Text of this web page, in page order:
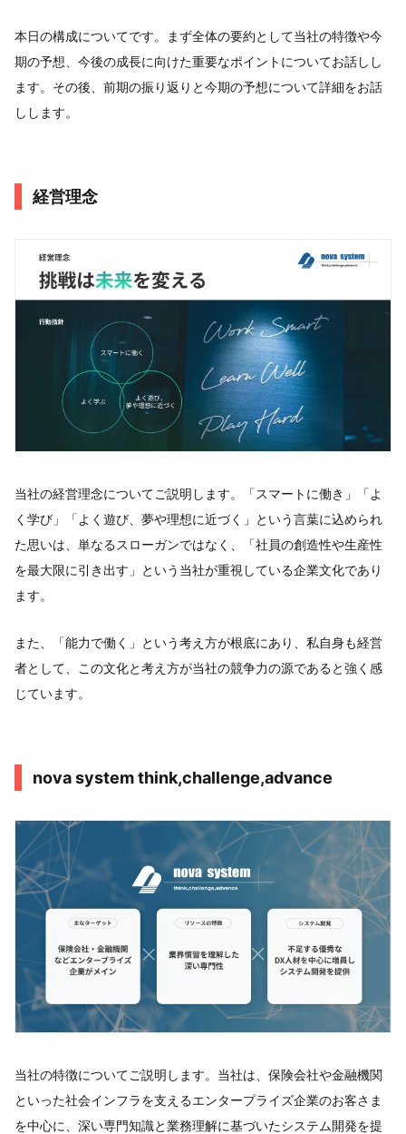
本日の構成についてです。まず全体の要約として当社の特徴や今
期の予想、今後の成長に向けた重要なポイントについてお話しし
ます。その後、前期の振り返りと今期の予想について詳細をお話
しします。
経営理念
当社の経営理念についてご説明します。「スマートに働き」「よ
く学び」「よく遊び、夢や理想に近づく」という言葉に込められ
た思いは、単なるスローガンではなく、「社員の創造性や生産性
を最大限に引き出す」という当社が重視している企業文化であり
ます。
また、「能力で働く」という考え方が根底にあり、私自身も経営
者として、この文化と考え方が当社の競争力の源であると強く感
じています。
nova system think,challenge,advance
当社の特徴についてご説明します。当社は、保険会社や金融機関
といった社会インフラを支えるエンタープライズ企業のお客さま
を中心に、深い専門知識と業務理解に基づいたシステム開発を提